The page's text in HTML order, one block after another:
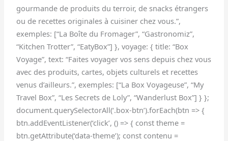
gourmande de produits du terroir, de snacks étrangers
ou de recettes originales à cuisiner chez vous.”,
exemples: [“La Boîte du Fromager”, “Gastronomiz”,
“Kitchen Trotter”, “EatyBox”] }, voyage: { title: “Box
Voyage”, text: “Faites voyager vos sens depuis chez vous
avec des produits, cartes, objets culturels et recettes
venus d’ailleurs.”, exemples: [“La Box Voyageuse”, “My
Travel Box”, “Les Secrets de Loly”, “Wanderlust Box”] } };
document.querySelectorAll(‘.box-btn’).forEach(btn => {
btn.addEventListener(‘click’, () => { const theme =
btn.getAttribute(‘data-theme’); const contenu =